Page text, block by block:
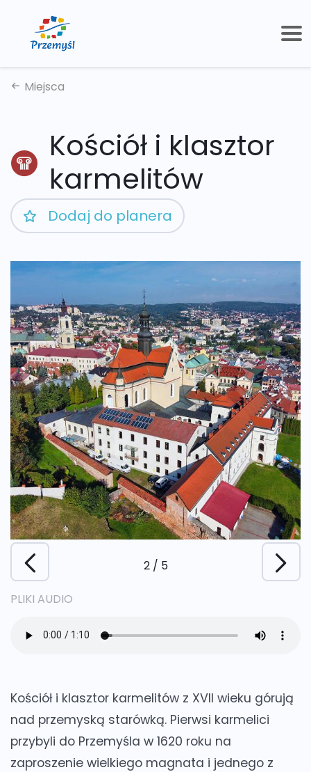
Miejsca
Kościół i klasztor
karmelitów
Dodaj do planera
2/ 5
PLIKI AUDIO
Kościół i klasztor karmelitów z XVII wieku górują
nad przemyską starówką. Pierwsi karmelici
przybyli do Przemyśla w 1620 roku na
zaproszenie wielkiego magnata i jednego z